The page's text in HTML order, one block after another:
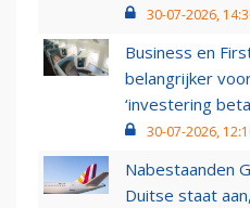
30-07-2026,
Business en
belangrijker
‘investering
30-07-2026,
Nabestaanden
Duitse staat